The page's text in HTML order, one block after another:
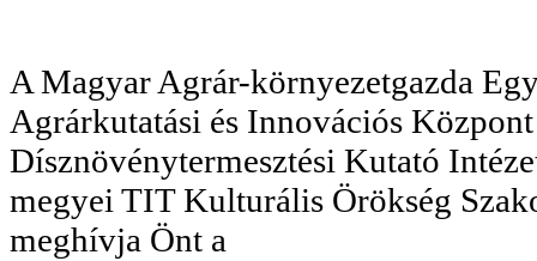
A Magyar Agrár-környezetgazda
Agrárkutatási és Innovációs
Dísznövénytermesztési Kutató
megyei TIT Kulturális Örökség
meghívja Önt a